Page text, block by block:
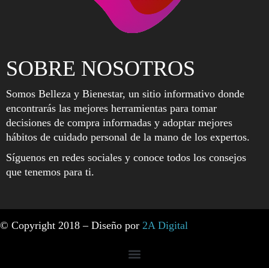
SOBRE NOSOTROS
Somos Belleza y Bienestar, un sitio informativo donde
encontrarás las mejores herramientas para tomar
decisiones de compra informadas y adoptar mejores
hábitos de cuidado personal de la mano de los expertos.
Síguenos en redes sociales y conoce todos los consejos
que tenemos para ti.
© Copyright 2018 – Diseño por 2A Digital